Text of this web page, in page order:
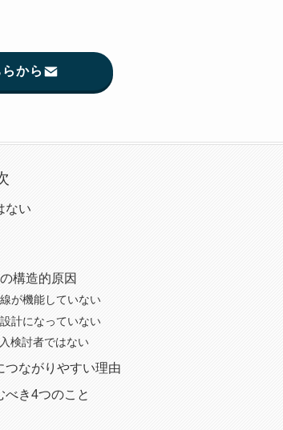
から
ない
構造的原因
が機能していない
計になっていない
検討者ではない
つながりやすい理由
き4つのこと